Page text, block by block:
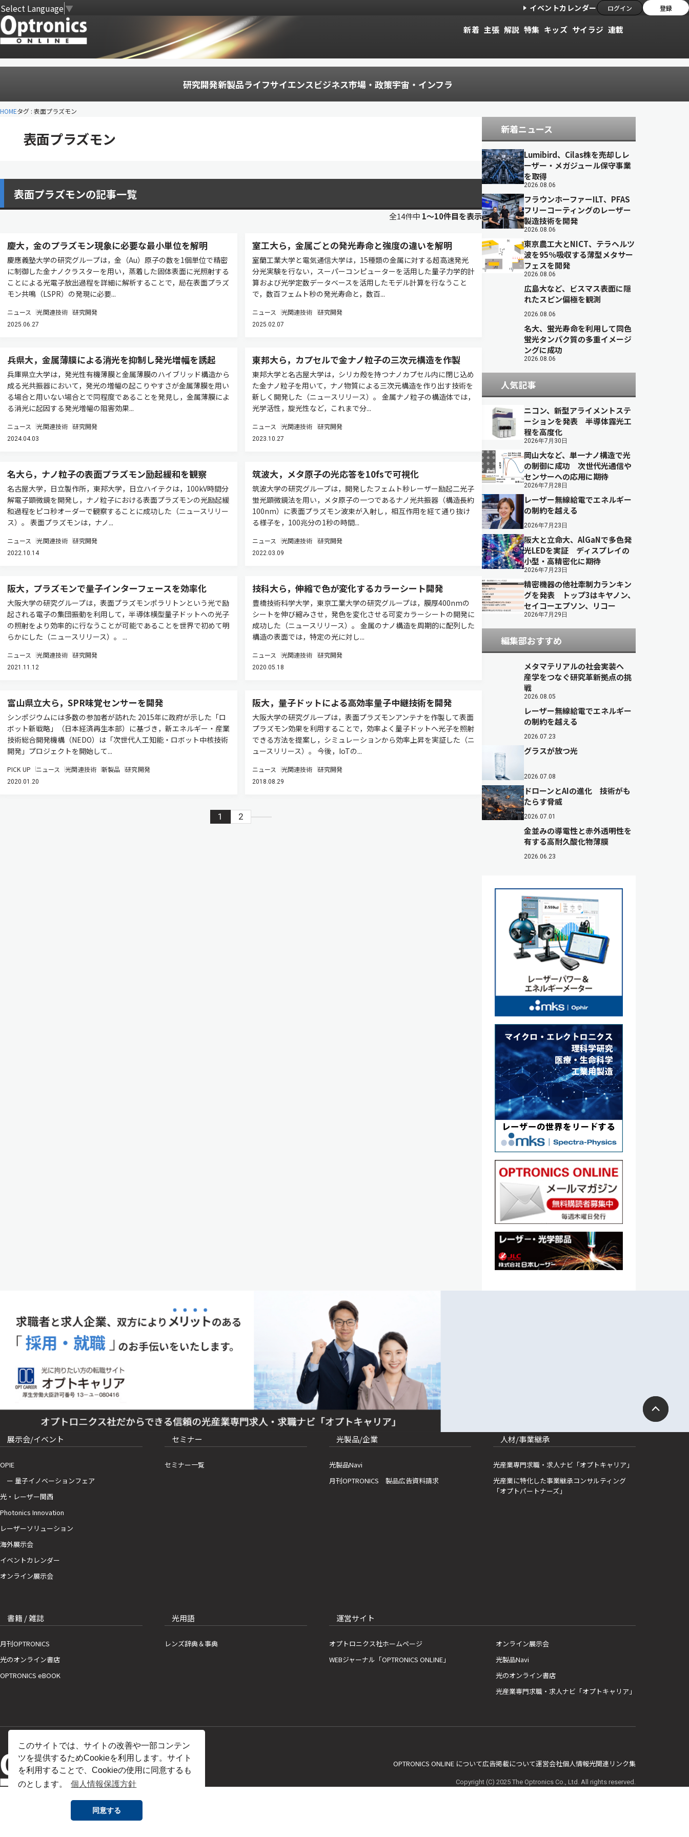
このサイトでは、サイトの改善や一部コンテン
ツを提供するためCookieを利用します。サイト
を利用することで、Cookieの使用に同意するも
のとします。
個人情報保護方針
同意する
Select Language▼ イベントカレンダー ログイン 登録
新着 主張 解説 特集 キッズ サイラジ 連載
研究開発新製品ライフサイエンスビジネス市場・政策宇宙・インフラ
HOMEタグ : 表面プラズモン
表面プラズモン
表面プラズモンの記事一覧
全14件中 1〜10件目を表示
慶大，金のプラズモン現象に必要な最小単位を解明
慶應義塾大学の研究グループは，金（Au）原子の数を1個単位で精密
に制御した金ナノクラスターを用い，蒸着した固体表面に光照射する
ことによる光電子放出過程を詳細に解析することで，局在表面プラズ
モン共鳴（LSPR）の発現に必要...
ニュース 光関連技術 研究開発
2025.06.27
室工大ら，金属ごとの発光寿命と強度の違いを解明
室蘭工業大学と電気通信大学は，15種類の金属に対する超高速発光
分光実験を行ない，スーパーコンピューターを活用した量子力学的計
算および光学定数データベースを活用したモデル計算を行なうこと
で，数百フェムト秒の発光寿命と，数百...
ニュース 光関連技術 研究開発
2025.02.07
兵県大，金属薄膜による消光を抑制し発光増幅を誘起
兵庫県立大学は，発光性有機薄膜と金属薄膜のハイブリッド構造から
成る光共振器において，発光の増幅の起こりやすさが金属薄膜を用い
る場合と用いない場合とで同程度であることを発見し，金属薄膜によ
る消光に起因する発光増幅の阻害効果...
ニュース 光関連技術 研究開発
2024.04.03
東邦大ら，カプセルで金ナノ粒子の三次元構造を作製
東邦大学と名古屋大学は，シリカ殻を持つナノカプセル内に閉じ込め
た金ナノ粒子を用いて，ナノ物質による三次元構造を作り出す技術を
新しく開発した（ニュースリリース）。 金属ナノ粒子の構造体では，
光学活性，旋光性など，これまで分...
ニュース 光関連技術 研究開発
2023.10.27
名大ら，ナノ粒子の表面プラズモン励起緩和を観察
名古屋大学，日立製作所，東邦大学，日立ハイテクは，100kV時間分
解電子顕微鏡を開発し，ナノ粒子における表面プラズモンの光励起緩
和過程をピコ秒オーダーで観察することに成功した（ニュースリリー
ス）。 表面プラズモンは，ナノ...
ニュース 光関連技術 研究開発
2022.10.14
筑波大，メタ原子の光応答を10fsで可視化
筑波大学の研究グループは，開発したフェムト秒レーザー励起二光子
蛍光顕微鏡法を用い，メタ原子の一つであるナノ光共振器（構造長約
100nm）に表面プラズモン波束が入射し，相互作用を経て通り抜け
る様子を，100兆分の1秒の時間...
ニュース 光関連技術 研究開発
2022.03.09
阪大，プラズモンで量子インターフェースを効率化
大阪大学の研究グループは，表面プラズモンポラリトンという光で励
起される電子の集団振動を利用して，半導体横型量子ドットへの光子
の照射をより効率的に行なうことが可能であることを世界で初めて明
らかにした（ニュースリリース）。 ...
ニュース 光関連技術 研究開発
2021.11.12
技科大ら，伸縮で色が変化するカラーシート開発
豊橋技術科学大学，東京工業大学の研究グループは，膜厚400nmの
シートを伸び縮みさせ，発色を変化させる可変カラーシートの開発に
成功した（ニュースリリース）。 金属のナノ構造を周期的に配列した
構造の表面では，特定の光に対し...
ニュース 光関連技術 研究開発
2020.05.18
富山県立大ら，SPR味覚センサーを開発
シンポジウムには多数の参加者が訪れた 2015年に政府が示した「ロ
ボット新戦略」（日本経済再生本部）に基づき，新エネルギー・産業
技術総合開発機構（NEDO）は「次世代人工知能・ロボット中核技術
開発」プロジェクトを開始して...
PICK UP ニュース 光関連技術 新製品 研究開発
2020.01.20
阪大，量子ドットによる高効率量子中継技術を開発
大阪大学の研究グループは，表面プラズモンアンテナを作製して表面
プラズモン効果を利用することで，効率よく量子ドットへ光子を照射
できる方法を提案し，シミュレーションから効率上昇を実証した（ニ
ュースリリース）。 今後，IoTの...
ニュース 光関連技術 研究開発
2018.08.29
1 2
新着ニュース
Lumibird、Cilas株を売却しレ
ーザー・メガジュール保守事業
を取得
2026.08.06
フラウンホーファーILT、PFAS
フリーコーティングのレーザー
製造技術を開発
2026.08.06
東京農工大とNICT、テラヘルツ
波を95％吸収する薄型メタサー
フェスを開発
2026.08.06
広島大など、ビスマス表面に隠
れたスピン偏極を観測
2026.08.06
名大、蛍光寿命を利用して同色
蛍光タンパク質の多重イメージ
ングに成功
2026.08.06
人気記事
ニコン、新型アライメントステ
ーションを発表 半導体露光工
程を高度化
2026年7月30日
岡山大など、単一ナノ構造で光
の制御に成功 次世代光通信や
センサーへの応用に期待
2026年7月28日
レーザー無線給電でエネルギー
の制約を越える
2026年7月23日
阪大と立命大、AlGaNで多色発
光LEDを実証 ディスプレイの
小型・高精密化に期待
2026年7月23日
精密機器の他社牽制力ランキン
グを発表 トップ3はキヤノン、
セイコーエプソン、リコー
2026年7月29日
編集部おすすめ
メタマテリアルの社会実装へ
産学をつなぐ研究革新拠点の挑
戦
2026.08.05
レーザー無線給電でエネルギー
の制約を越える
2026.07.23
グラスが放つ光
2026.07.08
ドローンとAIの進化 技術がも
たらす脅威
2026.07.01
金並みの導電性と赤外透明性を
有する高耐久酸化物薄膜
2026.06.23
展示会/イベント
OPIE
ー 量子イノベーションフェア
光・レーザー関西
Photonics Innovation
レーザーソリューション
海外展示会
イベントカレンダー
オンライン展示会
セミナー
セミナー一覧
光製品/企業
光製品Navi
月刊OPTRONICS 製品広告資料請求
人材/事業継承
光産業専門求職・求人ナビ「オプトキャリア」
光産業に特化した事業継承コンサルティング
「オプトパートナーズ」
書籍 / 雑誌
月刊OPTRONICS
光のオンライン書店
OPTRONICS eBOOK
光用語
レンズ辞典＆事典
運営サイト
オプトロニクス社ホームページ
WEBジャーナル「OPTRONICS ONLINE」
オンライン展示会
光製品Navi
光のオンライン書店
光産業専門求職・求人ナビ「オプトキャリア」
OPTRONICS ONLINE について広告掲載について運営会社個人情報光関連リンク集
Copyright (C) 2025 The Optronics Co., Ltd. All rights reserved.